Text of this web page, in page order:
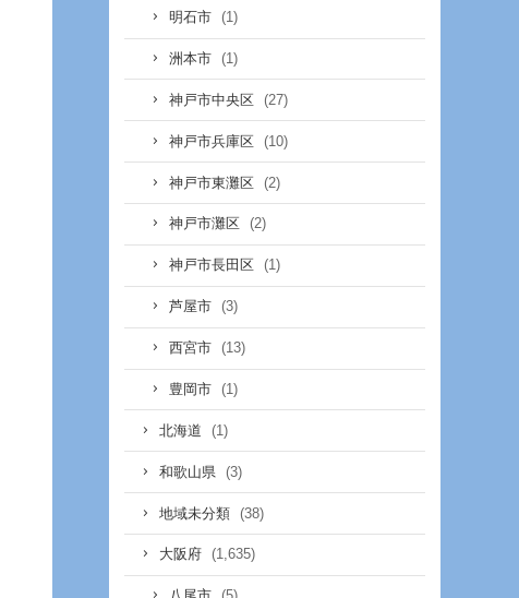
明石市 (1)
洲本市 (1)
神戸市中央区 (27)
神戸市兵庫区 (10)
神戸市東灘区 (2)
神戸市灘区 (2)
神戸市長田区 (1)
芦屋市 (3)
西宮市 (13)
豊岡市 (1)
北海道 (1)
和歌山県 (3)
地域未分類 (38)
大阪府 (1,635)